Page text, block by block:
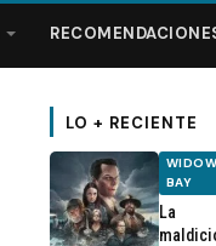
LO + RECIENTE
BAY
La